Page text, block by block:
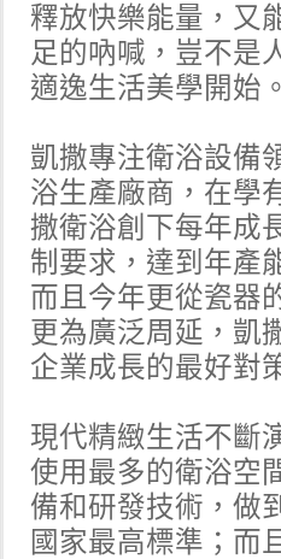
釋放快樂能量，又
足的吶喊，豈不是
適逸生活美學開始
凱撒專注衛浴設備
浴生產廠商，在學
撒衛浴創下每年成
制要求，達到年產
而且今年更從瓷器
更為廣泛周延，凱
企業成長的最好對
現代精緻生活不斷
使用最多的衛浴空
備和研發技術，做
國家最高標準；而